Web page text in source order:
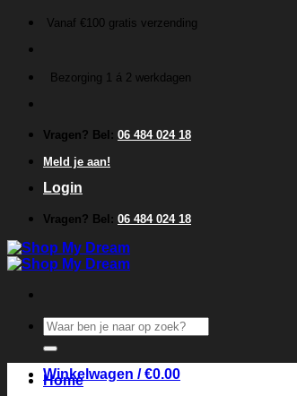
inhoud
Vanaf €100 gratis verzending
Bezorging 1 á 2 werkdagen
Vragen? Bel: 06 484 024 18
Meld je aan!
Login
Vragen? Bel: 06 484 024 18
Zoeken
naar:
Winkelwagen /€0.00
Home